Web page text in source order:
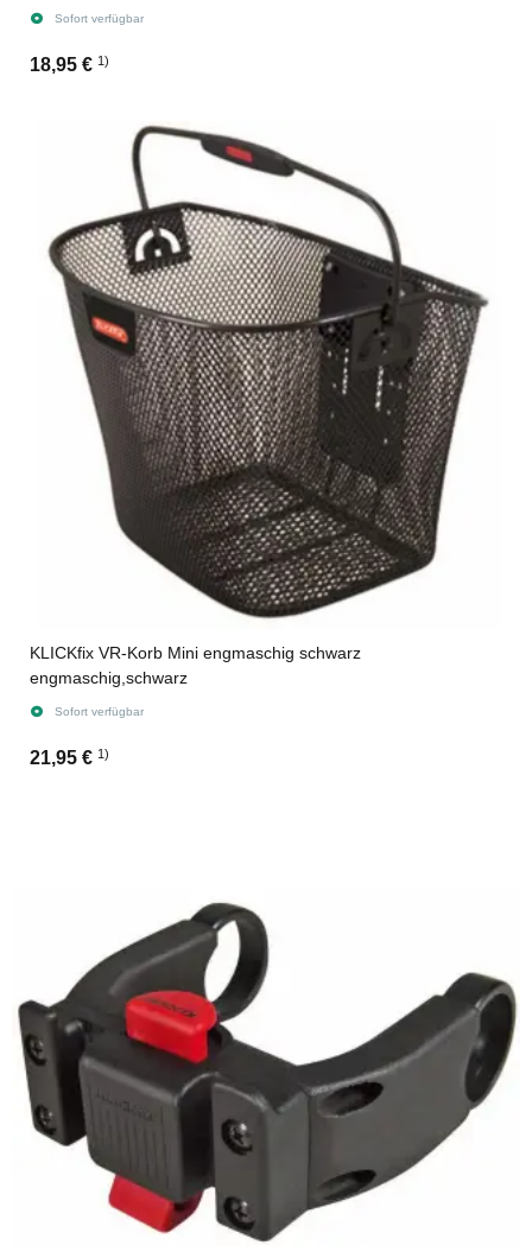
Sofort verfügbar
18,95 € 1)
KLICKfix VR-Korb Mini engmaschig schwarz
engmaschig,schwarz
Sofort verfügbar
21,95 € 1)